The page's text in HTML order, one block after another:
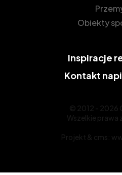
Obiekty
Inspiracje
Kontakt
© 2012 - 2026
Wszelkie prawa
Projekt & cms: